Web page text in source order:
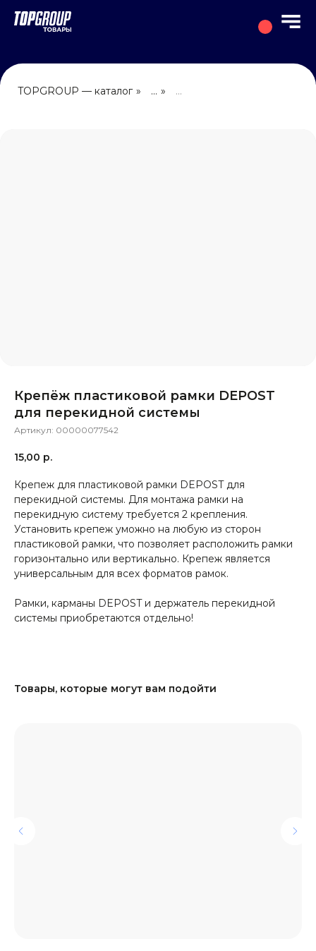
TOPGROUP — каталог » ... » ...
Крепёж пластиковой рамки DEPOST
для перекидной системы
Артикул: 00000077542
15,00 р.
Крепеж для пластиковой рамки DEPOST для
перекидной системы. Для монтажа рамки на
перекидную систему требуется 2 крепления.
Установить крепеж уможно на любую из сторон
пластиковой рамки, что позволяет расположить рамки
горизонтально или вертикально. Крепеж является
универсальным для всех форматов рамок.
Рамки, карманы DEPOST и держатель перекидной
системы приобретаются отдельно!
Товары, которые могут вам подойти